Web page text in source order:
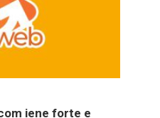
iene forte e